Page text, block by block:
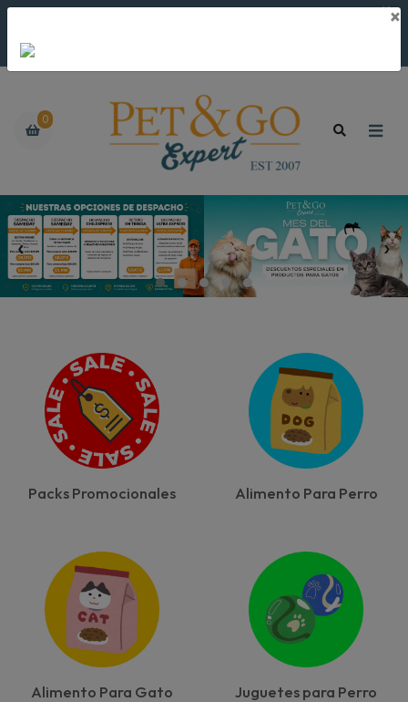
×
0
‹ ›
Packs Promocionales Alimento Para Perro
Alimento Para Gato Juguetes para Perro
×